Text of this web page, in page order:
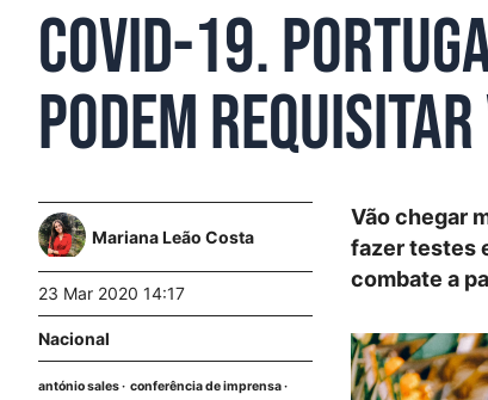
COVID-19.
podem
Mariana Leão Costa
23 Mar 2020 14:17
Nacional
antónio sales
conferência de imprensa
Vão chegar
fazer testes
combate a